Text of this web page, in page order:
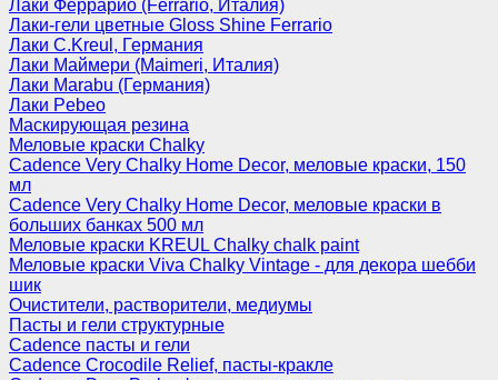
Лаки Феррарио (Ferrario, Италия)
Лаки-гели цветные Gloss Shine Ferrario
Лаки C.Kreul, Германия
Лаки Маймери (Maimeri, Италия)
Лаки Marabu (Германия)
Лаки Pebeo
Маскирующая резина
Меловые краски Chalky
Cadence Very Chalky Home Decor, меловые краски, 150
мл
Cadence Very Chalky Home Decor, меловые краски в
больших банках 500 мл
Меловые краски KREUL Chalky chalk paint
Меловые краски Viva Chalky Vintage - для декора шебби
шик
Очистители, растворители, медиумы
Пасты и гели структурные
Cadence пасты и гели
Cadence Crocodile Relief, пасты-кракле